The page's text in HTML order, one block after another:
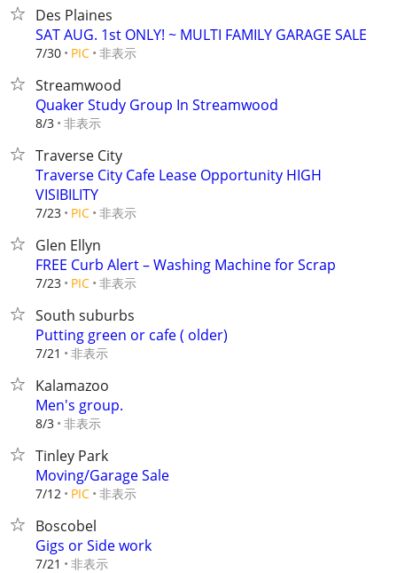
Des Plaines
SAT AUG. 1st ONLY! ~ MULTI FAMILY GARAGE SALE
7/30 PIC 非表示
Streamwood
Quaker Study Group In Streamwood
8/3 非表示
Traverse City
Traverse City Cafe Lease Opportunity HIGH
VISIBILITY
7/23 PIC 非表示
Glen Ellyn
FREE Curb Alert – Washing Machine for Scrap
7/23 PIC 非表示
South suburbs
Putting green or cafe ( older)
7/21 非表示
Kalamazoo
Men's group.
8/3 非表示
Tinley Park
Moving/Garage Sale
7/12 PIC 非表示
Boscobel
Gigs or Side work
7/21 非表示